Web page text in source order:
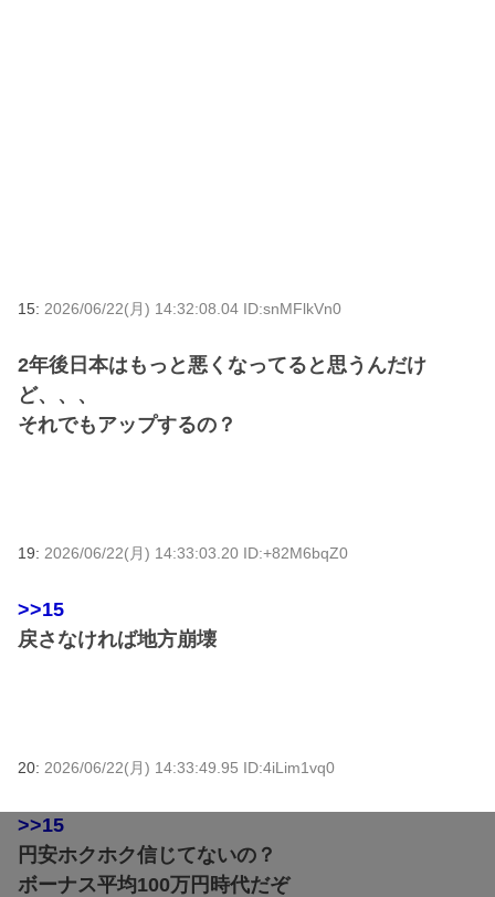
15: 2026/06/22(月) 14:32:08.04 ID:snMFlkVn0
2年後日本はもっと悪くなってると思うんだけ
ど、、、
それでもアップするの？
19: 2026/06/22(月) 14:33:03.20 ID:+82M6bqZ0
>>15
戻さなければ地方崩壊
20: 2026/06/22(月) 14:33:49.95 ID:4iLim1vq0
>>15
円安ホクホク信じてないの？
ボーナス平均100万円時代だぞ